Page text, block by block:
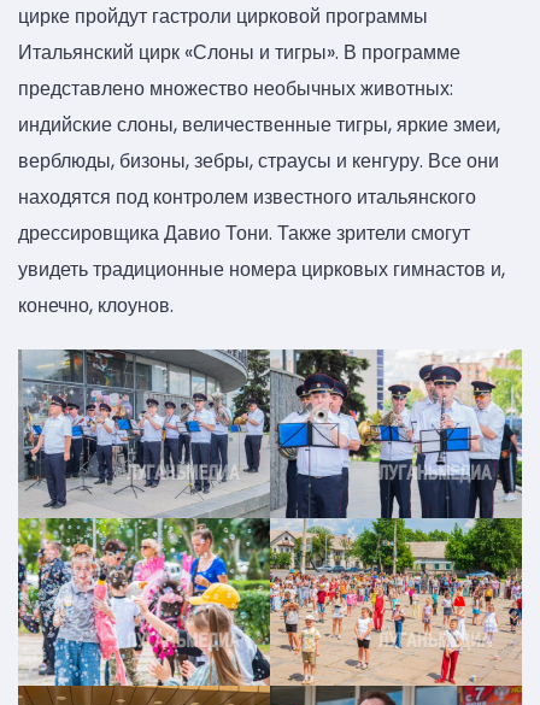
цирке пройдут гастроли цирковой программы
Итальянский цирк «Слоны и тигры». В программе
представлено множество необычных животных:
индийские слоны, величественные тигры, яркие змеи,
верблюды, бизоны, зебры, страусы и кенгуру. Все они
находятся под контролем известного итальянского
дрессировщика Давио Тони. Также зрители смогут
увидеть традиционные номера цирковых гимнастов и,
конечно, клоунов.